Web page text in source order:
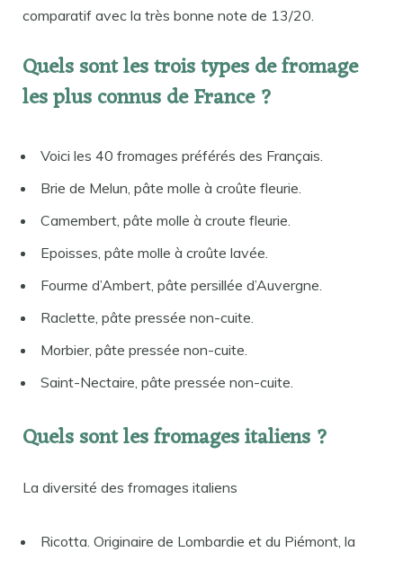
comparatif avec la très bonne note de 13/20.
Quels sont les trois types de fromage
les plus connus de France ?
Voici les 40 fromages préférés des Français.
Brie de Melun, pâte molle à croûte fleurie.
Camembert, pâte molle à croute fleurie.
Epoisses, pâte molle à croûte lavée.
Fourme d’Ambert, pâte persillée d’Auvergne.
Raclette, pâte pressée non-cuite.
Morbier, pâte pressée non-cuite.
Saint-Nectaire, pâte pressée non-cuite.
Quels sont les fromages italiens ?
La diversité des fromages italiens
Ricotta. Originaire de Lombardie et du Piémont, la